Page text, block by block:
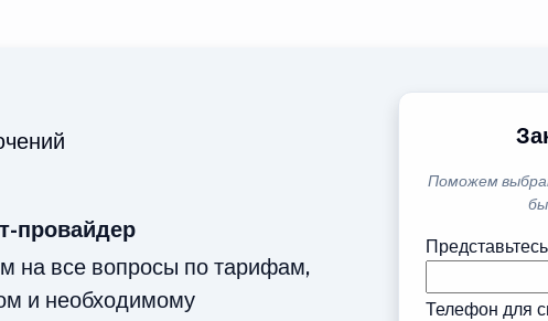
провайдер
на все вопросы по тарифам,
и необходимому
Поможем
Телефон для